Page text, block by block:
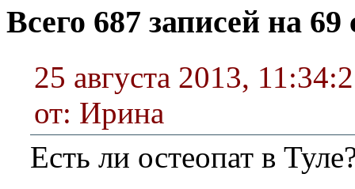
Всего 687 записей на
25 августа 2013,
от: Ирина
Есть ли остеопат в